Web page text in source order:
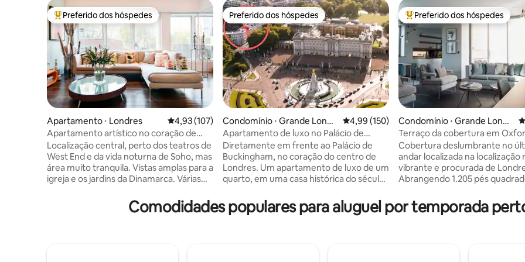
Entre os melhores preferidos dos hóspedes
Preferido dos hóspedes
Apartamento ⋅ Londres 4,93 de uma avaliação média de 5, 107 avaliações
4,93 (107)
Apartamento artístico no coração de
West London
Localização central, perto dos teatros de
West End e da vida noturna de Soho, mas
área muito tranquila. Vistas amplas para a
igreja e os jardins da Dinamarca. Várias
entrada seguros. Dame j Faça o espaço
seu, embora Dylan esteja disponível para
Preferido dos hóspedes
Preferido dos hóspedes
Condomínio ⋅ Grande Londr
es
4,99 de uma avaliação média de 5, 150
4,99 (150)
Apartamento de luxo no Palácio de
Buckingham com terraço
Diretamente em frente ao Palácio de
Buckingham, no coração do centro de
Londres. Um apartamento de luxo de um
quarto, em uma casa histórica do século
Localização privilegiada do St. James 's
Park, a 10 minutos a pé de atrações, por
Entre os melhores preferidos
Preferido dos hóspedes
Condomínio ⋅ Grande Londr
es
Terraço da cobertura em
+ Varanda + Ar-condicionado +
Cobertura deslumbrante no
andar localizada na localização
vibrante e procurada de
Abrangendo 1.205 pés
possui 2 quartos espaçosos, 2
elegantes (uma suíte) e uma
combina elegância moderna
Comodidades populares para aluguel por temporada